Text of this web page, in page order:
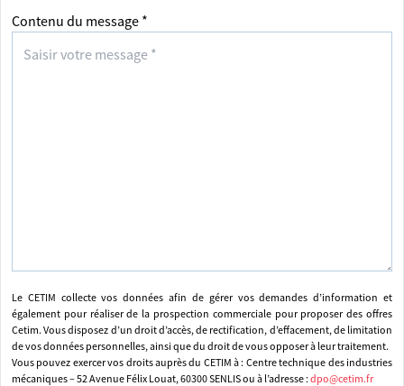
Contenu du message *
Le CETIM collecte vos données afin de gérer vos demandes d’information et
également pour réaliser de la prospection commerciale pour proposer des offres
Cetim. Vous disposez d’un droit d’accès, de rectification, d’effacement, de limitation
de vos données personnelles, ainsi que du droit de vous opposer à leur traitement.
Vous pouvez exercer vos droits auprès du CETIM à : Centre technique des industries
mécaniques – 52 Avenue Félix Louat, 60300 SENLIS ou à l’adresse : dpo@cetim.fr